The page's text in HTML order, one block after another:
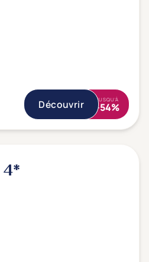
Découvrir JUSQU'À
-54%
4*